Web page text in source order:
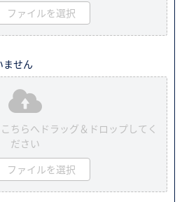
ファイルを選択
ません
ちらへドラッグ＆ドロップしてく
ださい
ファイルを選択